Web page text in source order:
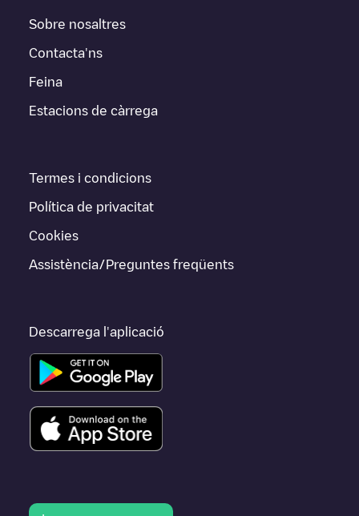
Sobre nosaltres
Contacta'ns
Feina
Estacions de càrrega
Termes i condicions
Política de privacitat
Cookies
Assistència/Preguntes freqüents
Descarrega l'aplicació